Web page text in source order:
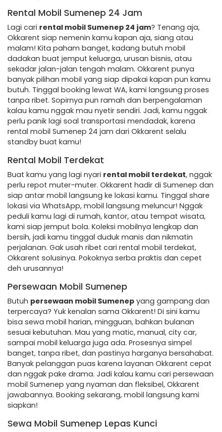
Rental Mobil Sumenep 24 Jam
Lagi cari rental mobil Sumenep 24 jam? Tenang aja,
Okkarent siap nemenin kamu kapan aja, siang atau
malam! Kita paham banget, kadang butuh mobil
dadakan buat jemput keluarga, urusan bisnis, atau
sekadar jalan-jalan tengah malam. Okkarent punya
banyak pilihan mobil yang siap dipakai kapan pun kamu
butuh. Tinggal booking lewat WA, kami langsung proses
tanpa ribet. Sopirnya pun ramah dan berpengalaman
kalau kamu nggak mau nyetir sendiri. Jadi, kamu nggak
perlu panik lagi soal transportasi mendadak, karena
rental mobil Sumenep 24 jam dari Okkarent selalu
standby buat kamu!
Rental Mobil Terdekat
Buat kamu yang lagi nyari rental mobil terdekat, nggak
perlu repot muter-muter. Okkarent hadir di Sumenep dan
siap antar mobil langsung ke lokasi kamu. Tinggal share
lokasi via WhatsApp, mobil langsung meluncur! Nggak
peduli kamu lagi di rumah, kantor, atau tempat wisata,
kami siap jemput bola. Koleksi mobilnya lengkap dan
bersih, jadi kamu tinggal duduk manis dan nikmatin
perjalanan. Gak usah ribet cari rental mobil terdekat,
Okkarent solusinya. Pokoknya serba praktis dan cepet
deh urusannya!
Persewaan Mobil Sumenep
Butuh persewaan mobil Sumenep yang gampang dan
terpercaya? Yuk kenalan sama Okkarent! Di sini kamu
bisa sewa mobil harian, mingguan, bahkan bulanan
sesuai kebutuhan. Mau yang matic, manual, city car,
sampai mobil keluarga juga ada. Prosesnya simpel
banget, tanpa ribet, dan pastinya harganya bersahabat.
Banyak pelanggan puas karena layanan Okkarent cepat
dan nggak pake drama. Jadi kalau kamu cari persewaan
mobil Sumenep yang nyaman dan fleksibel, Okkarent
jawabannya. Booking sekarang, mobil langsung kami
siapkan!
Sewa Mobil Sumenep Lepas Kunci